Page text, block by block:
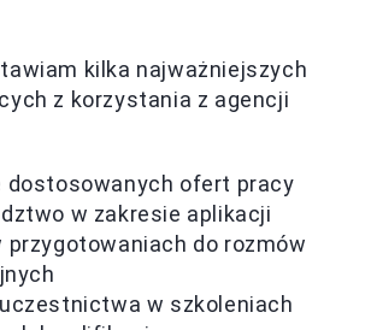
kilka najważniejszych
z korzystania z agencji
dostosowanych ofert pracy
w zakresie aplikacji
przygotowaniach do rozmów
w szkoleniach